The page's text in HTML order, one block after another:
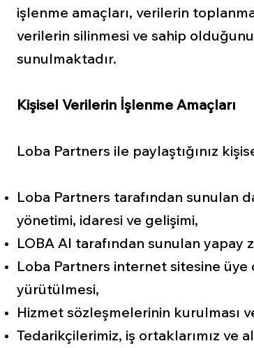
işlenme amaçları, verilerin
verilerin silinmesi ve sahip
sunulmaktadır.
Kişisel Verilerin İşlenme Amaçları
Loba Partners ile paylaştığınız
Loba Partners tarafından sunulan
yönetimi, idaresi ve gelişimi,
LOBA AI tarafından sunulan yapay
Loba Partners internet sitesine üye
yürütülmesi,
Hizmet sözleşmelerinin kurulması
Tedarikçilerimiz, iş ortaklarımız